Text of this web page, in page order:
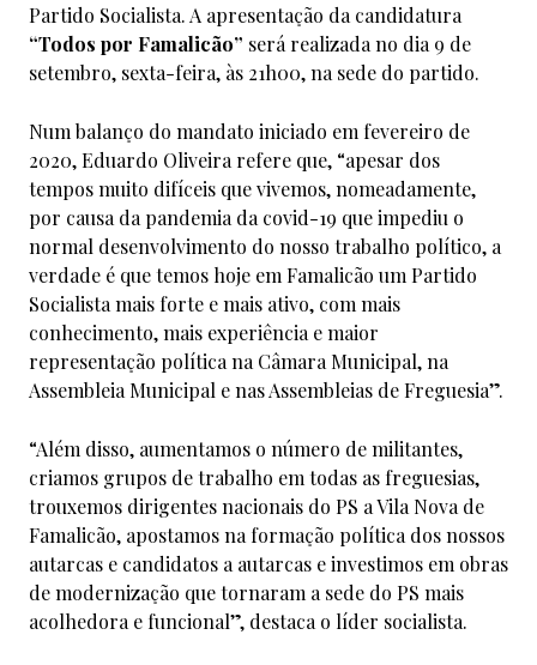
Partido Socialista. A apresentação da candidatura
“Todos por Famalicão” será realizada no dia 9 de
setembro, sexta-feira, às 21h00, na sede do partido.
Num balanço do mandato iniciado em fevereiro de
2020, Eduardo Oliveira refere que, “apesar dos
tempos muito difíceis que vivemos, nomeadamente,
por causa da pandemia da covid-19 que impediu o
normal desenvolvimento do nosso trabalho político, a
verdade é que temos hoje em Famalicão um Partido
Socialista mais forte e mais ativo, com mais
conhecimento, mais experiência e maior
representação política na Câmara Municipal, na
Assembleia Municipal e nas Assembleias de Freguesia”.
“Além disso, aumentamos o número de militantes,
criamos grupos de trabalho em todas as freguesias,
trouxemos dirigentes nacionais do PS a Vila Nova de
Famalicão, apostamos na formação política dos nossos
autarcas e candidatos a autarcas e investimos em obras
de modernização que tornaram a sede do PS mais
acolhedora e funcional”, destaca o líder socialista.